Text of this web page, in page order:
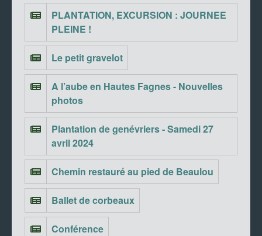
PLANTATION, EXCURSION : JOURNEE
PLEINE !
Le petit gravelot
A l’aube en Hautes Fagnes - Nouvelles
photos
Plantation de genévriers - Samedi 27
avril 2024
Chemin restauré au pied de Beaulou
Ballet de corbeaux
Conférence